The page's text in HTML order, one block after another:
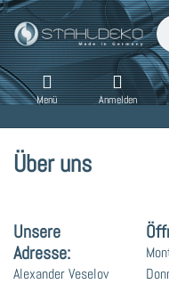
Menü Anmelden
Über uns
Unsere
Adresse:
Alexander Veselov